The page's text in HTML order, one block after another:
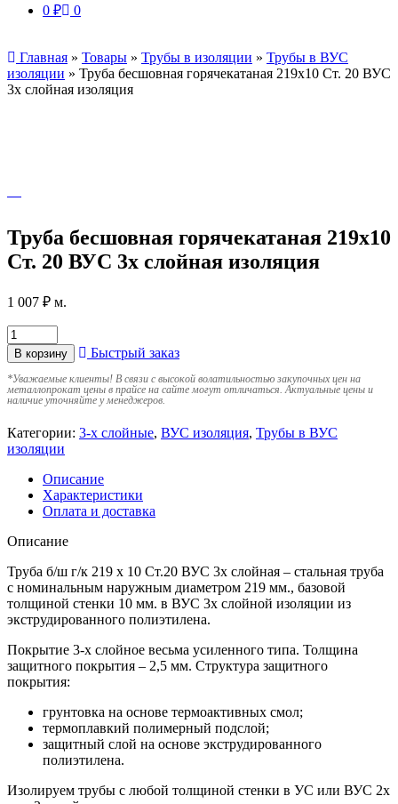
0 ₽ 0
Главная » Товары » Трубы в изоляции » Трубы в ВУС
изоляции » Труба бесшовная горячекатаная 219х10 Ст. 20 ВУС
3х слойная изоляция
Труба бесшовная горячекатаная 219х10
Ст. 20 ВУС 3х слойная изоляция
1 007 ₽ м.
В корзину Быстрый заказ
*Уважаемые клиенты! В связи с высокой волатильностью закупочных цен на
металлопрокат цены в прайсе на сайте могут отличаться. Актуальные цены и
наличие уточняйте у менеджеров.
Категории: 3-х слойные, ВУС изоляция, Трубы в ВУС
изоляции
Описание
Характеристики
Оплата и доставка
Описание
Труба б/ш г/к 219 х 10 Ст.20 ВУС 3х слойная – стальная труба
с номинальным наружным диаметром 219 мм., базовой
толщиной стенки 10 мм. в ВУС 3х слойной изоляции из
экструдированного полиэтилена.
Покрытие 3-х слойное весьма усиленного типа. Толщина
защитного покрытия – 2,5 мм. Структура защитного
покрытия:
грунтовка на основе термоактивных смол;
термоплавкий полимерный подслой;
защитный слой на основе экструдированного
полиэтилена.
Изолируем трубы с любой толщиной стенки в УС или ВУС 2х